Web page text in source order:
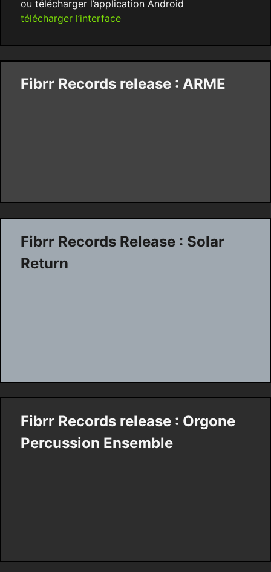
ou télécharger l’application Android
télécharger l’interface
Fibrr Records release : ARME
Fibrr Records Release : Solar
Return
Fibrr Records release : Orgone
Percussion Ensemble